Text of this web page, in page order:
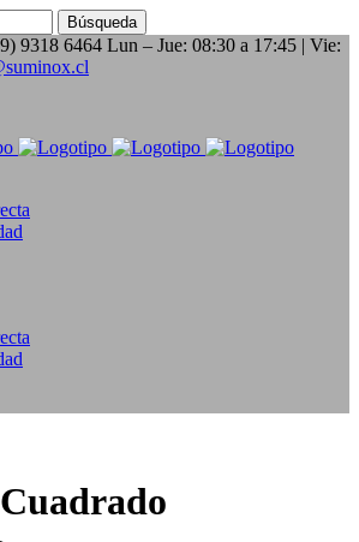
9318 6464 Lun – Jue: 08:30 a 17:45 | Vie: